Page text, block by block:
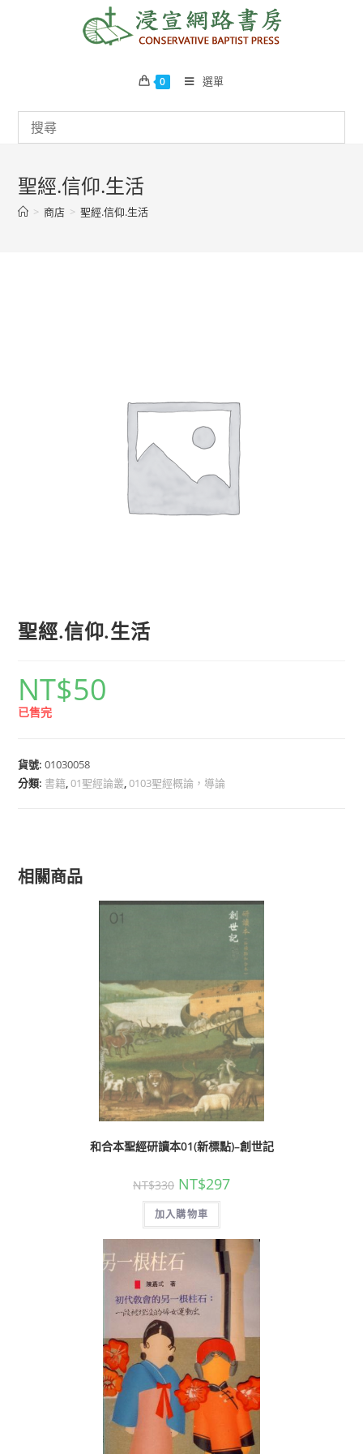
0 選單
聖經.信仰.生活
> 商店 > 聖經.信仰.生活
聖經.信仰.生活
NT$50
已售完
貨號:01030058
分類: 書籍,01聖經論叢,0103聖經概論，導論
相關商品
和合本聖經研讀本01(新標點)–創世記
NT$330 NT$297
加入購物車